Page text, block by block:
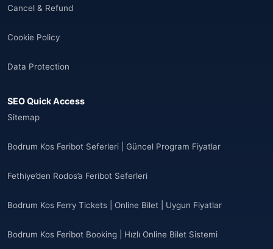
Cancel & Refund
Cookie Policy
Data Protection
SEO Quick Access
Sitemap
Bodrum Kos Feribot Seferleri | Güncel Program Fiyatlar
Fethiye’den Rodos’a Feribot Seferleri
Bodrum Kos Ferry Tickets | Online Bilet | Uygun Fiyatlar
Bodrum Kos Feribot Booking | Hızlı Online Bilet Sistemi